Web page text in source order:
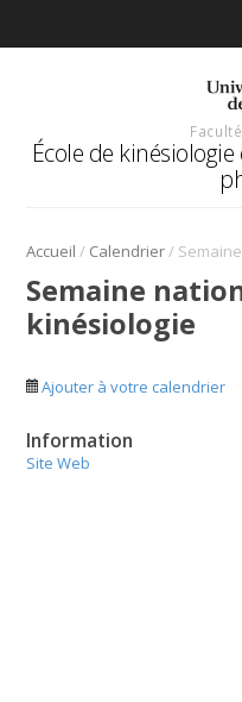
École de
Accueil / Calendrier/
Semaine
kinésiologie
Ajouter à votre calendrier
Information
Site Web